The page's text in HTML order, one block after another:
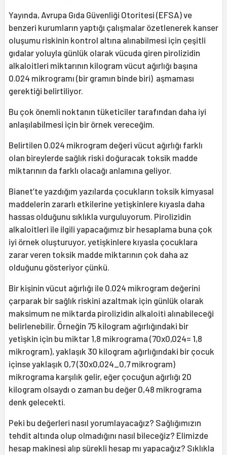
Yayında, Avrupa Gıda Güvenliği Otoritesi (EFSA) ve
benzeri kurumların yaptığı çalışmalar özetlenerek kanser
oluşumu riskinin kontrol altına alınabilmesi için çeşitli
gıdalar yoluyla günlük olarak vücuda giren pirolizidin
alkaloitleri miktarının kilogram vücut ağırlığı başına
0.024 mikrogramı (bir gramın binde biri) aşmaması
gerektiği belirtiliyor.
Bu çok önemli noktanın tüketiciler tarafından daha iyi
anlaşılabilmesi için bir örnek vereceğim.
Belirtilen 0.024 mikrogram değeri vücut ağırlığı farklı
olan bireylerde sağlık riski doğuracak toksik madde
miktarının da farklı olacağı anlamına geliyor.
Bianet’te yazdığım yazılarda çocukların toksik kimyasal
maddelerin zararlı etkilerine yetişkinlere kıyasla daha
hassas olduğunu sıklıkla vurguluyorum. Pirolizidin
alkaloitleri ile ilgili yapacağımız bir hesaplama buna çok
iyi örnek oluşturuyor, yetişkinlere kıyasla çocuklara
zarar veren toksik madde miktarının çok daha az
olduğunu gösteriyor çünkü.
Bir kişinin vücut ağırlığı ile 0.024 mikrogram değerini
çarparak bir sağlık riskini azaltmak için günlük olarak
maksimum ne miktarda pirolizidin alkaloiti alınabileceği
belirlenebilir. Örneğin 75 kilogram ağırlığındaki bir
yetişkin için bu miktar 1,8 mikrograma (70x0,024= 1,8
mikrogram), yaklaşık 30 kilogram ağırlığındaki bir çocuk
içinse yaklaşık 0,7 (30x0,024_0,7 mikrogram)
mikrograma karşılık gelir, eğer çocuğun ağırlığı 20
kilogram olsaydı o zaman bu değer 0,48 mikrograma
denk gelecekti.
Peki bu değerleri nasıl yorumlayacağız? Sağlığımızın
tehdit altında olup olmadığını nasıl bileceğiz? Elimizde
hesap makinesi alıp sürekli hesap mı yapacağız? Sıklıkla